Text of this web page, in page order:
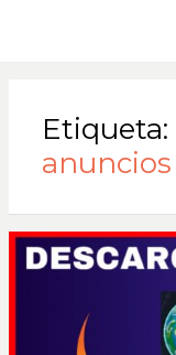
Etiqueta:
anuncios